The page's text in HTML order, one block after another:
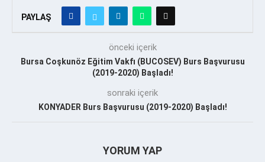
PAYLAŞ
önceki içerik
Bursa Coşkunöz Eğitim Vakfı (BUCOSEV) Burs Başvurusu
(2019-2020) Başladı!
sonraki içerik
KONYADER Burs Başvurusu (2019-2020) Başladı!
YORUM YAP